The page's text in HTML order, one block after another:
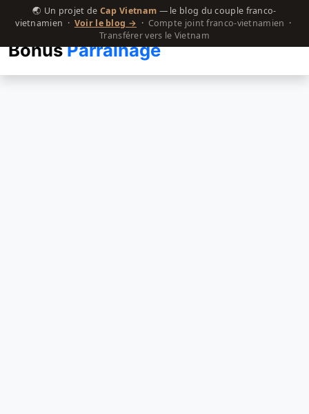
🌏 Un projet de Cap Vietnam — le blog du couple franco-
vietnamien · Voir le blog → · Compte joint franco-vietnamien ·
Transférer vers le Vietnam
BonusParrainage